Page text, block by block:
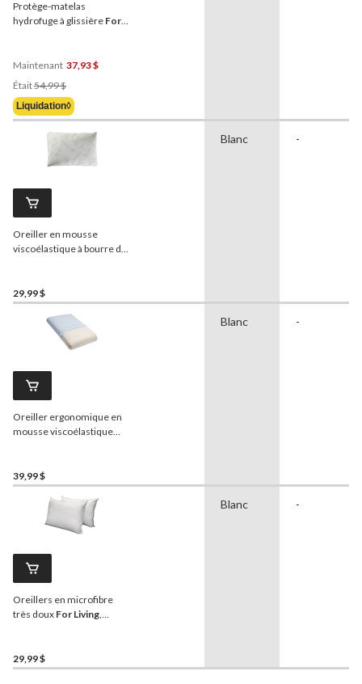
Protège-matelas
hydrofuge à glissière For
Maintenant 37,93 $
Était54,99 $
Était
54,99 $
Liquidation◊
Oreiller en mousse
viscoélastique à bourre de
29,99 $
Blanc -
Oreiller ergonomique en
mousse viscoélastique
standard, 25 x 16 po
39,99 $
Blanc -
Oreillers en microfibre
très doux For Living
29,99 $
Blanc -